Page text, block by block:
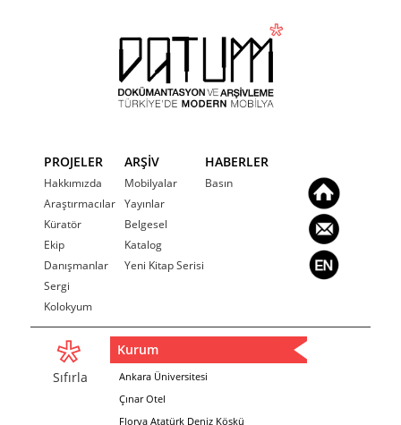
PROJELER
Hakkımızda
Araştırmacılar
Küratör
Ekip
Danışmanlar
Sergi
Kolokyum
ARŞİV
Mobilyalar
Yayınlar
Belgesel
Katalog
Yeni Kitap Serisi
HABERLER
Basın
Sıfırla
Kurum
Ankara Üniversitesi
Çınar Otel
Florya Atatürk Deniz Köşkü